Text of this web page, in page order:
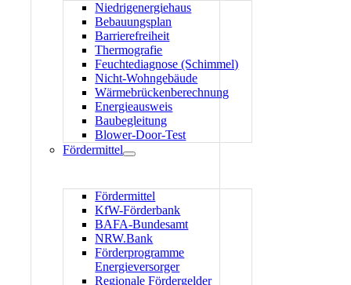
Niedrigenergiehaus
Bebauungsplan
Barrierefreiheit
Thermografie
Feuchtediagnose (Schimmel)
Nicht-Wohngebäude
Wärmebrückenberechnung
Energieausweis
Baubegleitung
Blower-Door-Test
Fördermittel
Fördermittel
KfW-Förderbank
BAFA-Bundesamt
NRW.Bank
Förderprogramme
Energieversorger
Regionale Fördergelder